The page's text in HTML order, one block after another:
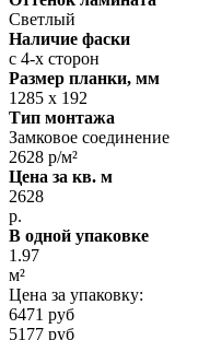
Светлый
Наличие фаски
с 4-х сторон
Размер планки, мм
1285 х 192
Тип монтажа
Замковое соединение
2628 р/м²
Цена за кв. м
2628
р.
В одной упаковке
1.97
м²
Цена за упаковку:
6471 руб
5177 руб